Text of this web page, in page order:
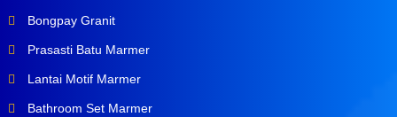
Bongpay Granit
Prasasti Batu Marmer
Lantai Motif Marmer
Bathroom Set Marmer